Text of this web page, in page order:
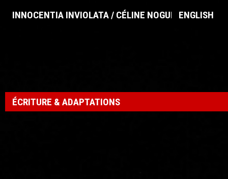
INNOCENTIA INVIOLATA / CÉLINE NOGUEIRA
ÉCRITURE & ADAPTATIONS
ENGLISH